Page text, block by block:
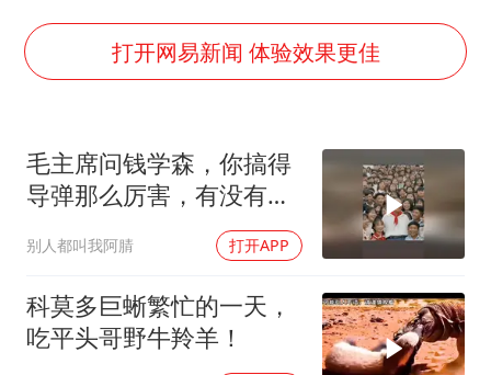
暑期研学游升温 在旅途中增长知识
以军士兵把枪口对准中国记者
曹颖儿子首次演长剧
“开学三件套”全线暴涨
总书记点赞的非遗苗绣焕发新生机
打开网易新闻 体验效果更佳
毛主席问钱学森，你搞得
导弹那么厉害，有没有办
别人都叫我阿腈 打开APP
科莫多巨蜥繁忙的一天，
吃平头哥野牛羚羊！